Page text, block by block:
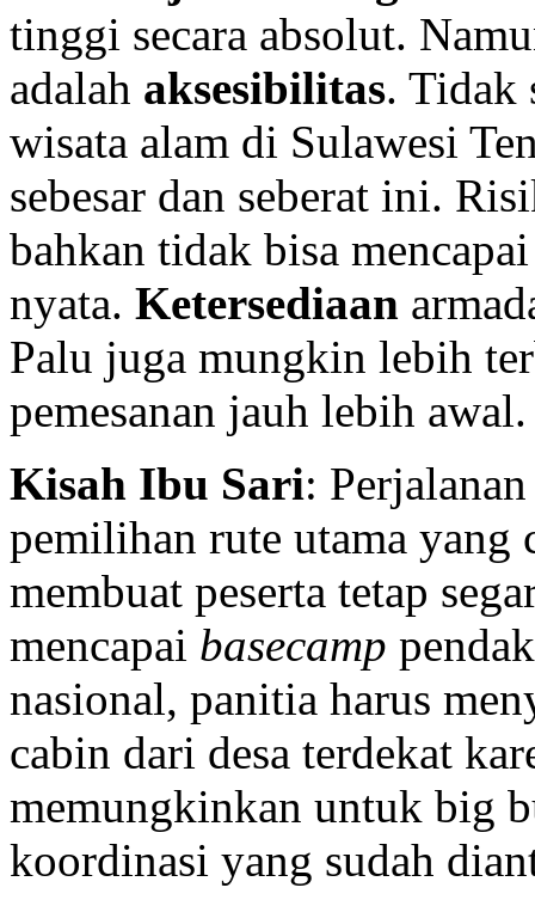
tinggi secara absolut.
adalah aksesibilitas. Tidak
wisata alam di Sulawesi
sebesar dan seberat ini.
bahkan tidak bisa
nyata. Ketersediaan
Palu juga mungkin lebih
pemesanan jauh lebih awal.
Kisah Ibu Sari:
pemilihan rute utama yang
membuat peserta tetap
mencapai basecamp
nasional, panitia harus
cabin dari desa terdekat
memungkinkan untuk big
koordinasi yang sudah